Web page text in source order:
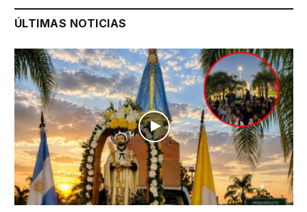
ÚLTIMAS NOTICIAS